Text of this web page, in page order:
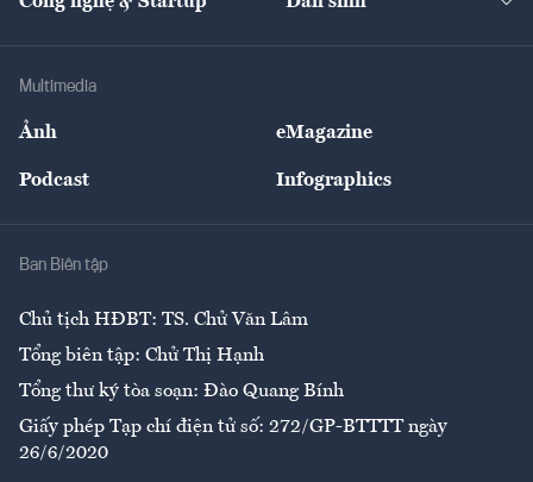
Tư vấn Nông sản
Giải trí
Multimedia
Ảnh eMagazine
Podcast Infographics
Ban Biên tập
Chủ tịch HĐBT: TS. Chử Văn Lâm
Tổng biên tập: Chử Thị Hạnh
Tổng thư ký tòa soạn: Đào Quang Bính
Giấy phép Tạp chí điện tử số: 272/GP-BTTTT ngày
26/6/2020